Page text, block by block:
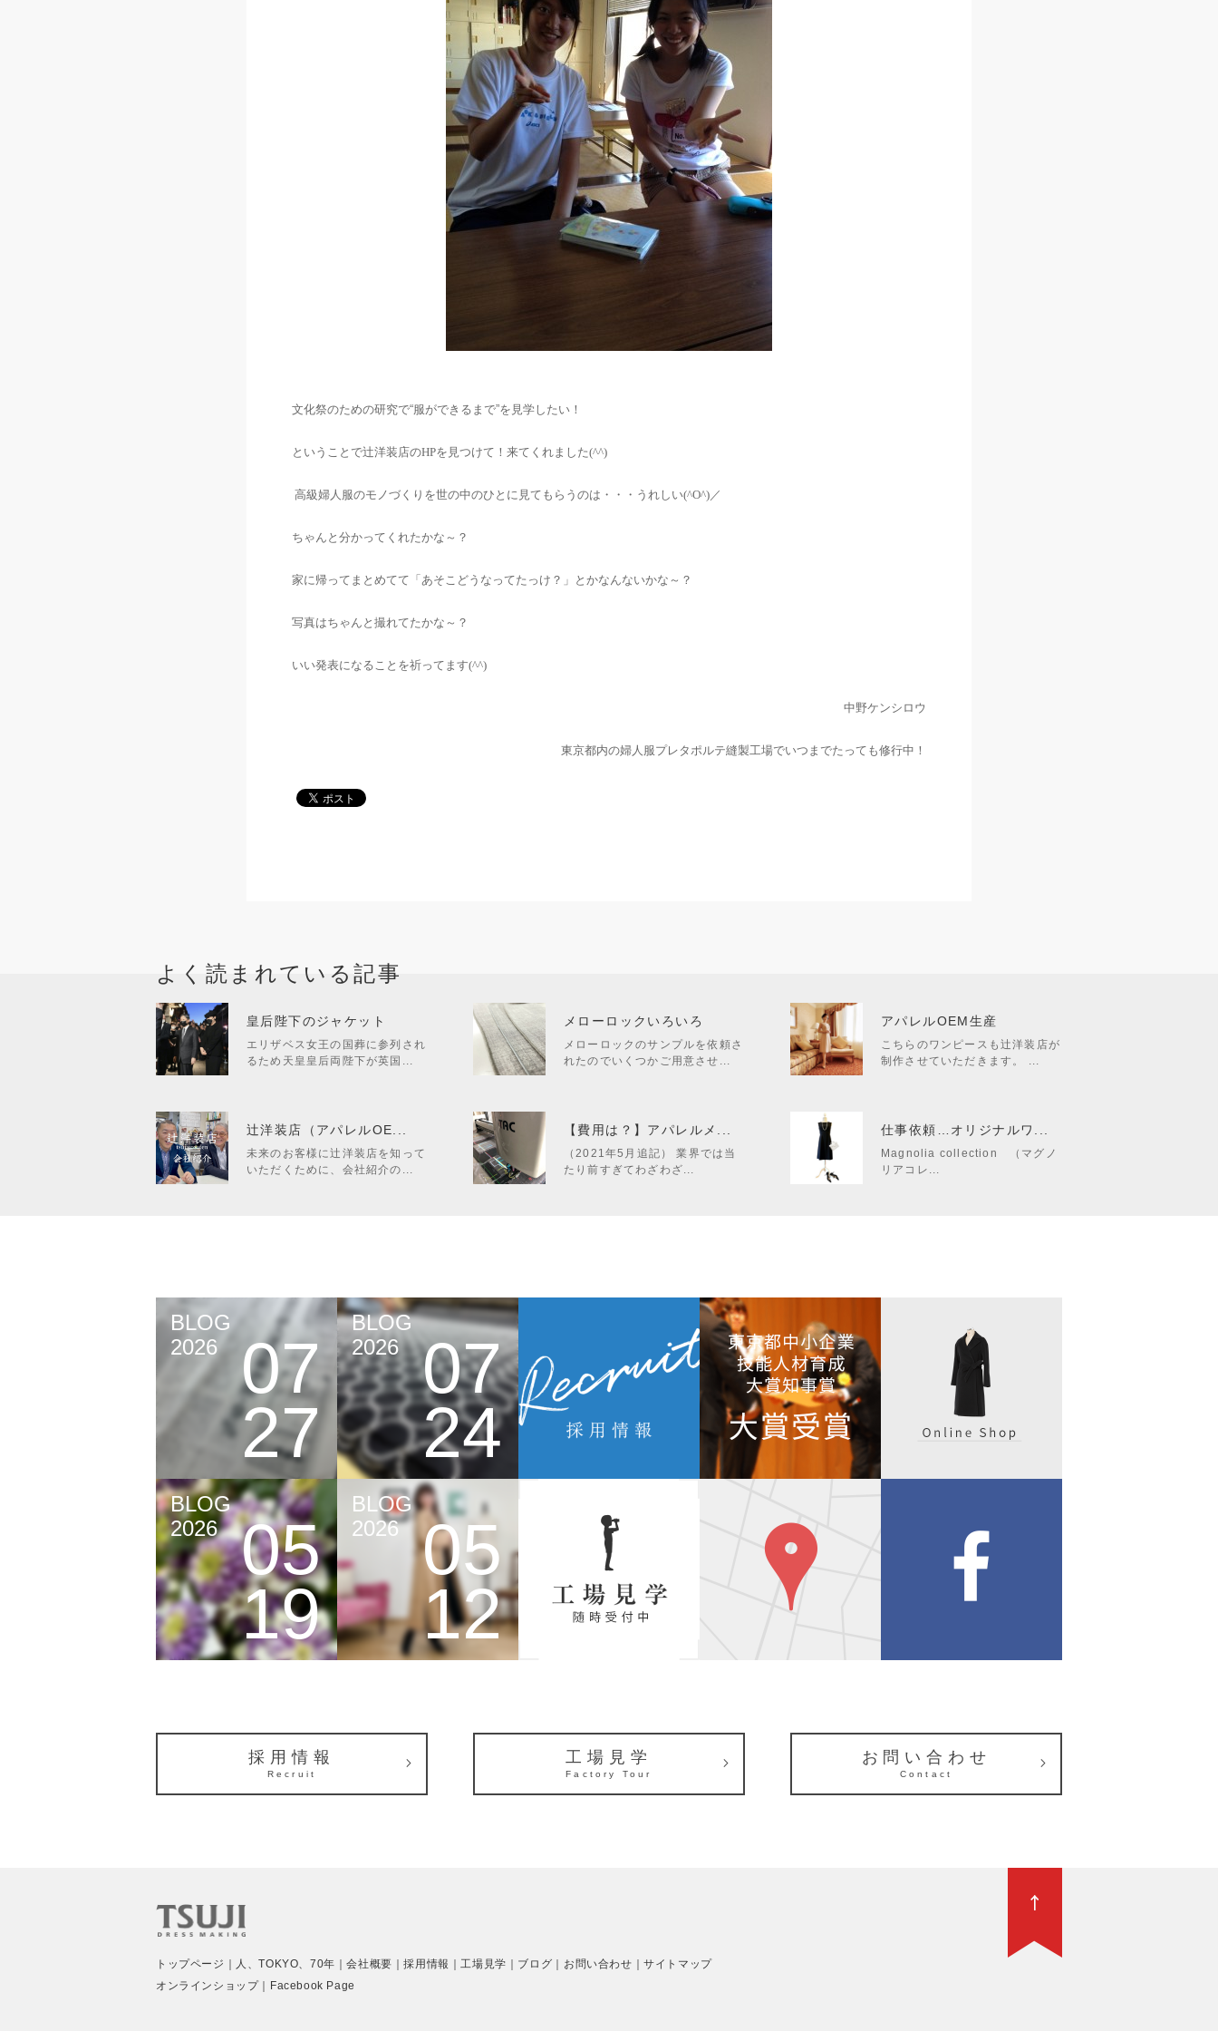
文化祭のための研究で“服ができるまで”を見学したい！
ということで辻洋装店のHPを見つけて！来てくれました(^^)
高級婦人服のモノづくりを世の中のひとに見てもらうのは・・・うれしい(^O^) ／
ちゃんと分かってくれたかな～？
家に帰ってまとめてて「あそこどうなってたっけ？」とかなんないかな～？
写真はちゃんと撮れてたかな～？
いい発表になることを祈ってます(^^)
中野ケンシロウ
東京都内の婦人服プレタポルテ縫製工場でいつまでたっても修行中！
よく読まれている記事
皇后陛下のジャケット
エリザベス女王の国葬に参列され
るため天皇皇后両陛下が英国...
メローロックいろいろ
メローロックのサンプルを依頼さ
れたのでいくつかご用意させ...
アパレルOEM生産
こちらのワンピースも辻洋装店が
制作させていただきます。 ...
辻洋装店（アパレルOE...
未来のお客様に辻洋装店を知って
いただくために、会社紹介の...
【費用は？】アパレルメ...
（2021年5月追記） 業界では当
たり前すぎてわざわざ...
仕事依頼…オリジナルワ...
Magnolia collection （マグノ
リアコレ...
BLOG
2026
07
27
BLOG
2026
07
24
BLOG
2026
05
19
BLOG
2026
05
12
採用情報
Recruit
工場見学
Factory Tour
お問い合わせ
Contact
トップページ 人、TOKYO、70年 会社概要 採用情報 工場見学 ブログ お問い合わせ
サイトマップ
オンラインショップ
Facebook Page